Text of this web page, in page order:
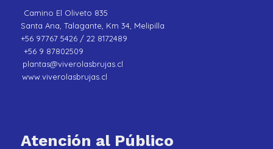
Camino El Oliveto 835
Santa Ana, Talagante, Km 34, Melipilla
+56 97767 5426 / 22 8172489
+56 9 87802509
plantas@viverolasbrujas.cl
www.viverolasbrujas.cl
Atención al Público